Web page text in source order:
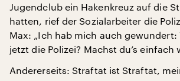
Jugendclub ein Hakenkreuz auf die
hatten, rief der Sozialarbeiter die
Max: „Ich hab mich auch
jetzt die Polizei? Machst du’s einfach
Andererseits: Straftat ist Straftat,